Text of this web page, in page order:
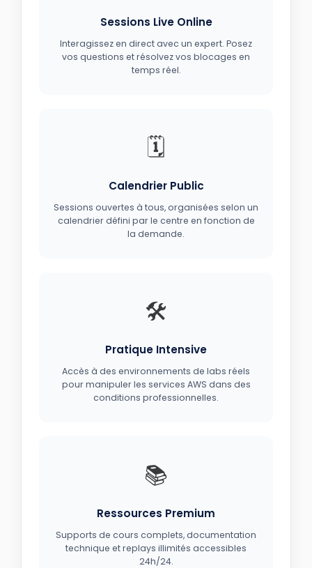
Sessions Live Online
Interagissez en direct avec un expert. Posez
vos questions et résolvez vos blocages en
temps réel.
🗓️
Calendrier Public
Sessions ouvertes à tous, organisées selon un
calendrier défini par le centre en fonction de
la demande.
🛠️
Pratique Intensive
Accès à des environnements de labs réels
pour manipuler les services AWS dans des
conditions professionnelles.
📚
Ressources Premium
Supports de cours complets, documentation
technique et replays illimités accessibles
24h/24.